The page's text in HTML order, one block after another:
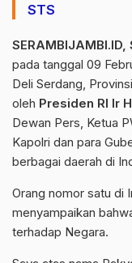
STS
SERAMBIJAMBI.ID,
pada tanggal 09
Deli Serdang,
oleh Presiden RI Ir
Dewan Pers, Ketua
Kapolri dan para
berbagai daerah di
Orang nomor satu di
menyampaikan
terhadap Negara.